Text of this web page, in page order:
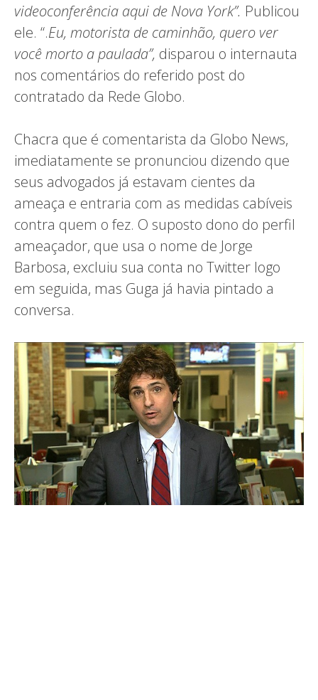
videoconferência aqui de Nova York”. Publicou
ele. “.Eu, motorista de caminhão, quero ver
você morto a paulada”, disparou o internauta
nos comentários do referido post do
contratado da Rede Globo.
Chacra que é comentarista da Globo News,
imediatamente se pronunciou dizendo que
seus advogados já estavam cientes da
ameaça e entraria com as medidas cabíveis
contra quem o fez. O suposto dono do perfil
ameaçador, que usa o nome de Jorge
Barbosa, excluiu sua conta no Twitter logo
em seguida, mas Guga já havia pintado a
conversa.